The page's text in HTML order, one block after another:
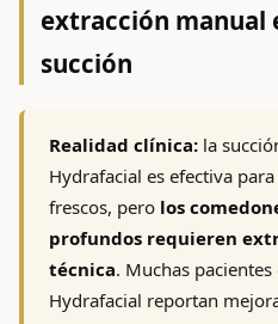
extracción manual
succión
Realidad clínica:la
Hydrafacial es efectiva
frescos, pero los
profundos requieren
técnica. Muchas
Hydrafacial reportan